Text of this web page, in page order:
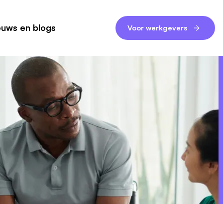
en blogs Voor werkgevers